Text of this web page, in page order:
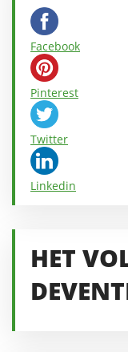
Facebook
Pinterest
Twitter
Linkedin
HET